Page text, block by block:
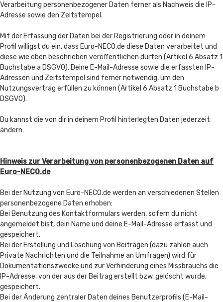
Verarbeitung personenbezogener Daten ferner als Nachweis die IP-
Adresse sowie den Zeitstempel.
Mit der Erfassung der Daten bei der Registrierung oder in deinem
Profil willigst du ein, dass Euro-NECO.de diese Daten verarbeitet und
diese wie oben beschrieben veröffentlichen dürfen (Artikel 6 Absatz 1
Buchstabe a DSGVO). Deine E-Mail-Adresse sowie die erfassten IP-
Adressen und Zeitstempel sind ferner notwendig, um den
Nutzungsvertrag erfüllen zu können (Artikel 6 Absatz 1 Buchstabe b
DSGVO).
Du kannst die von dir in deinem Profil hinterlegten Daten jederzeit
ändern.
Hinweis zur Verarbeitung von personenbezogenen Daten auf
Euro-NECO.de
Bei der Nutzung von Euro-NECO.de werden an verschiedenen Stellen
personenbezogene Daten erhoben:
Bei Benutzung des Kontaktformulars werden, sofern du nicht
angemeldet bist, dein Name und deine E-Mail-Adresse erfasst und
gespeichert.
Bei der Erstellung und Löschung von Beiträgen (dazu zählen auch
Private Nachrichten und die Teilnahme an Umfragen) wird für
Dokumentationszwecke und zur Verhinderung eines Missbrauchs die
IP-Adresse, von der aus der Beitrag erstellt bzw. gelöscht wurde,
gespeichert.
Bei der Änderung zentraler Daten deines Benutzerprofils (E-Mail-